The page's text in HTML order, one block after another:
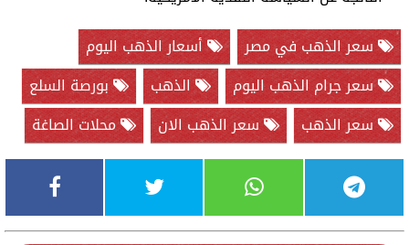
سعر الذهب في مصر
أسعار الذهب اليوم
سعر جرام الذهب اليوم
الذهب
بورصة السلع
سعر الذهب
سعر الذهب الان محلات الصاغة